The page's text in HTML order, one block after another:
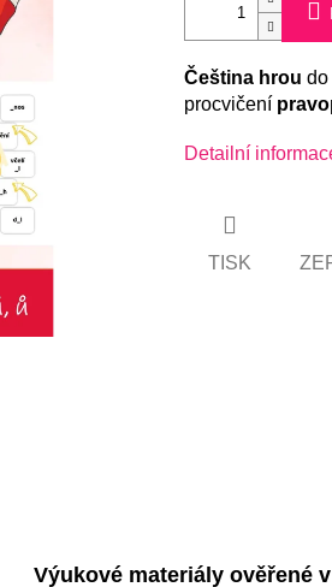
Čeština hrou do
procvičení
Detailní
TISK
Výukové materiály ověřené v